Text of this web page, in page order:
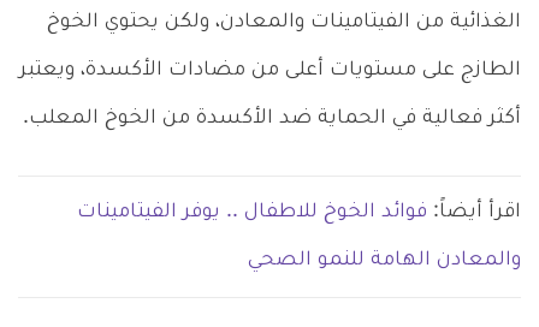
الغذائية من الفيتامينات والمعادن، ولكن يحتوي الخوخ
الطازج على مستويات أعلى من مضادات الأكسدة، ويعتبر
أكثر فعالية في الحماية ضد الأكسدة من الخوخ المعلب.
اقرأ أيضاً: فوائد الخوخ للاطفال .. يوفر الفيتامينات
والمعادن الهامة للنمو الصحي